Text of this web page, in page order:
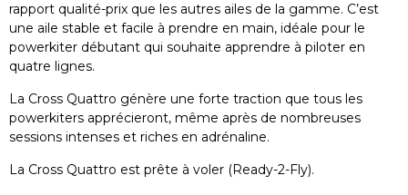
rapport qualité-prix que les autres ailes de la gamme. C’est
une aile stable et facile à prendre en main, idéale pour le
powerkiter débutant qui souhaite apprendre à piloter en
quatre lignes.
La Cross Quattro génère une forte traction que tous les
powerkiters apprécieront, même après de nombreuses
sessions intenses et riches en adrénaline.
La Cross Quattro est prête à voler (Ready-2-Fly).